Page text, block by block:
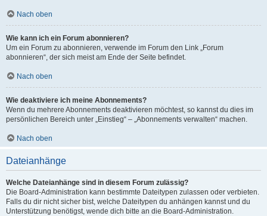
Nach oben
Wie kann ich ein Forum abonnieren?
Um ein Forum zu abonnieren, verwende im Forum den Link „Forum
abonnieren“, der sich meist am Ende der Seite befindet.
Nach oben
Wie deaktiviere ich meine Abonnements?
Wenn du mehrere Abonnements deaktivieren möchtest, so kannst du dies im
persönlichen Bereich unter „Einstieg“ – „Abonnements verwalten“ machen.
Nach oben
Dateianhänge
Welche Dateianhänge sind in diesem Forum zulässig?
Die Board-Administration kann bestimmte Dateitypen zulassen oder verbieten.
Falls du dir nicht sicher bist, welche Dateitypen du anhängen kannst und du
Unterstützung benötigst, wende dich bitte an die Board-Administration.